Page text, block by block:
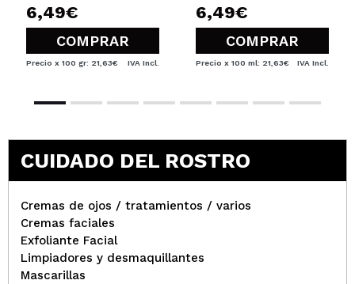
6,49€
COMPRAR
Precio x 100 gr: 21,63€ IVA Incl.
6,49€
COMPRAR
Precio x 100 ml: 21,63€ IVA Incl.
CUIDADO DEL ROSTRO
Cremas de ojos / tratamientos / varios
Cremas faciales
Exfoliante Facial
Limpiadores y desmaquillantes
Mascarillas